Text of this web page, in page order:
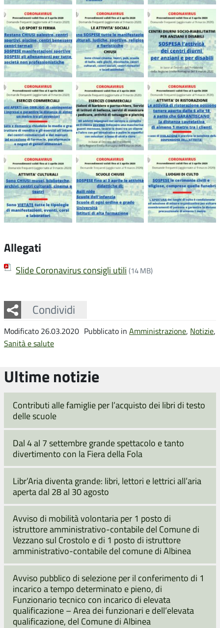
Allegati
Slide Coronavirus consigli utili (14 MB)
Condividi
Facebook
Twitter
Whatsapp
Modificato 26.03.2020 Pubblicato in Amministrazione, Notizie,
Sanità e salute
Ultime notizie
Contributi alle famiglie per l’acquisto dei libri di testo
delle scuole
Dal 4 al 7 settembre grande spettacolo e tanto
divertimento con la Fiera della Fola
Libr’Aria diventa grande: libri, lettori e lettrici all’aria
aperta dal 28 al 30 agosto
Avviso di mobilità volontaria per 1 posto di
istruttore amministrativo-contabile del Comune di
Vezzano sul Crostolo e di 1 posto di istruttore
amministrativo-contabile del comune di Albinea
Avviso pubblico di selezione per il conferimento di 1
incarico a tempo determinato e pieno, di
Funzionario tecnico con incarico di elevata
qualificazione – Area dei funzionari e dell’elevata
qualificazione, del Comune di Albinea